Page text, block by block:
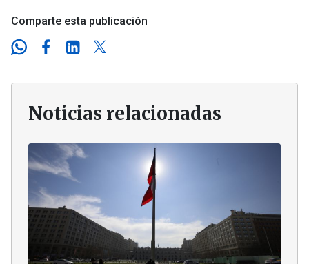
Comparte esta publicación
Noticias relacionadas